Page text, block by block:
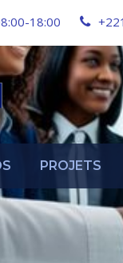
18:00
PROJETS